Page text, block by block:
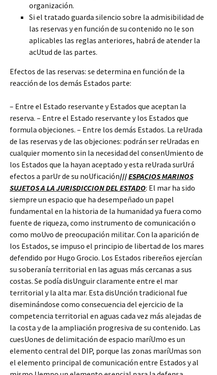
organización.
Si el tratado guarda silencio sobre la admisibilidad de
las reservas y en función de su contenido no le son
aplicables las reglas anteriores, habrá de atender la
acUtud de las partes.
Efectos de las reservas: se determina en función de la
reacción de los demás Estados parte:
– Entre el Estado reservante y Estados que aceptan la
reserva. – Entre el Estado reservante y los Estados que
formula objeciones. – Entre los demás Estados. La reUrada
de las reservas y de las objeciones: podrán ser reUradas en
cualquier momento sin la necesidad del consenUmiento de
los Estados que la hayan aceptado y esta reUrada surUrá
efectos a parUr de su noUficación///ESPACIOS MARINOS
SUJETOS A LA JURISDICCION DEL ESTADO: El mar ha sido
siempre un espacio que ha desempeñado un papel
fundamental en la historia de la humanidad ya fuera como
fuente de riqueza, como instrumento de comunicación o
como moUvo de preocupación militar. Con la aparición de
los Estados, se impuso el principio de libertad de los mares
defendido por Hugo Grocio. Los Estados ribereños ejercían
su soberanía territorial en las aguas más cercanas a sus
costas. Se podía disUnguir claramente entre el mar
territorial y la alta mar. Esta disUnción tradicional fue
diseminándose como consecuencia del ejercicio de la
competencia territorial en aguas cada vez más alejadas de
la costa y de la ampliación progresiva de su contenido. Las
cuesUones de delimitación de espacio maríUmo es un
elemento central del DIP, porque las zonas maríUmas son
el elemento principal de comunicación entre Estados y al